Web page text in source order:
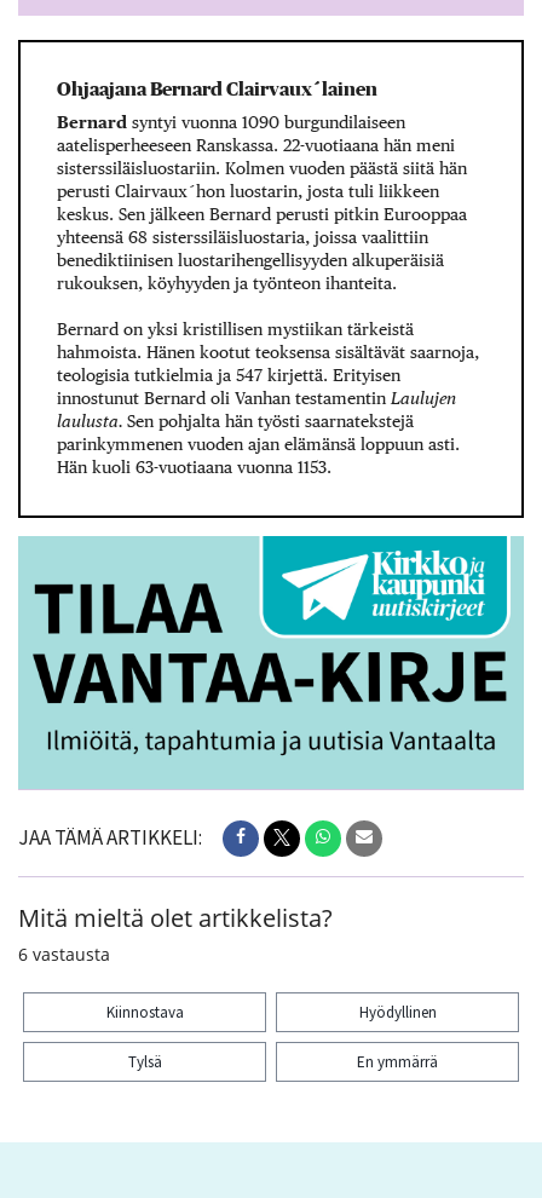
Ohjaajana Bernard Clairvaux´lainen
Bernard syntyi vuonna 1090 burgundilaiseen
aatelisperheeseen Ranskassa. 22-vuotiaana hän meni
sisterssiläisluostariin. Kolmen vuoden päästä siitä hän
perusti Clairvaux´hon luostarin, josta tuli liikkeen
keskus. Sen jälkeen Bernard perusti pitkin Eurooppaa
yhteensä 68 sisterssiläisluostaria, joissa vaalittiin
benediktiinisen luostarihengellisyyden alkuperäisiä
rukouksen, köyhyyden ja työnteon ihanteita.
Bernard on yksi kristillisen mystiikan tärkeistä
hahmoista. Hänen kootut teoksensa sisältävät saarnoja,
teologisia tutkielmia ja 547 kirjettä. Erityisen
innostunut Bernard oli Vanhan testamentin Laulujen
laulusta. Sen pohjalta hän työsti saarnatekstejä
parinkymmenen vuoden ajan elämänsä loppuun asti.
Hän kuoli 63-vuotiaana vuonna 1153.
JAA TÄMÄ ARTIKKELI:
Mitä mieltä olet artikkelista?
6 vastausta
Kiinnostava Hyödyllinen
Tylsä En ymmärrä